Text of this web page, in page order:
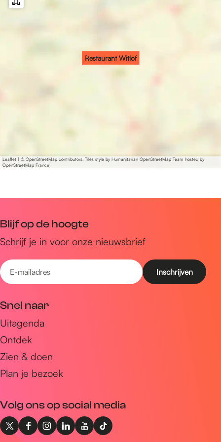
Restaurant Witlof
Leaflet | © OpenStreetMap contributors, Tiles style by Humanitarian OpenStreetMap Team hosted by
OpenStreetMap France
Blijf op de hoogte
Schrijf je in voor onze nieuwsbrief
E
-
a
i
l
a
d
e
Snel naar
Uitagenda
Ontdek
Zien & doen
Plan je bezoek
Volg ons op social media
X
F
I
L
Y
T